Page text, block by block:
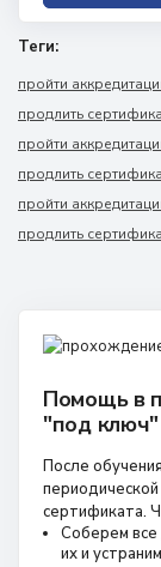
Теги:
пройти
продлить
пройти
продлить
пройти
продлить
Помощь в
"под ключ"
После
сертификата.
Соберем все
их и